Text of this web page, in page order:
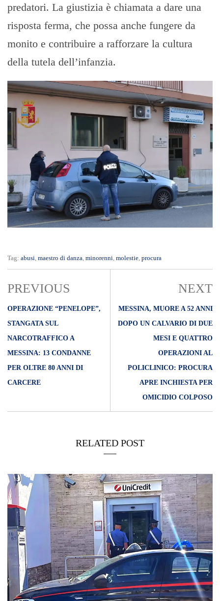
predatori. La giustizia è chiamata a dare una
risposta ferma, che possa anche fungere da
monito e contribuire a rafforzare la cultura
della tutela dell’infanzia.
Tag: abusi, maestro di danza, minorenni, molestie, procura
PREVIOUS
OPERAZIONE “PENELOPE”,
STANGATA SUL
NARCOTRAFFICO A
MESSINA: 13 CONDANNE
PER OLTRE 80 ANNI DI
CARCERE
NEXT
MESSINA, MUORE A 52 ANNI
DOPO UN CALVARIO DI DUE
MESI E QUATTRO
OPERAZIONI AL
POLICLINICO: PROCURA
APRE INCHIESTA PER
OMICIDIO COLPOSO
RELATED POST